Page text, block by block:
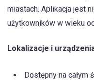
miastach. Aplikacja jest
użytkowników w wieku
Lokalizacje i
Dostępny na całym